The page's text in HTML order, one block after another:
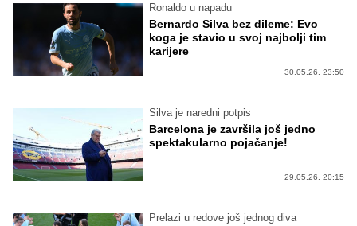
Ronaldo u napadu
Bernardo Silva bez dileme: Evo
koga je stavio u svoj najbolji tim
karijere
30.05.26. 23:50
Silva je naredni potpis
Barcelona je završila još jedno
spektakularno pojačanje!
29.05.26. 20:15
Prelazi u redove još jednog diva